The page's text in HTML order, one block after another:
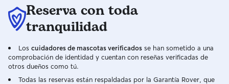
Reserva con toda
tranquilidad
Los cuidadores de mascotas verificados se han sometido a una
comprobación de identidad y cuentan con reseñas verificadas de
otros dueños como tú.
Todas las reservas están respaldadas por la Garantía Rover, que